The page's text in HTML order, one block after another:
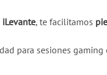
iLevante, te facilitamos
para sesiones gaming